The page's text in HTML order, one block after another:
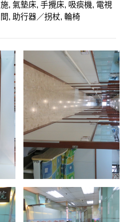
施, 氣墊床, 手攪床, 吸痰機, 電視
間, 助行器／拐杖, 輪椅